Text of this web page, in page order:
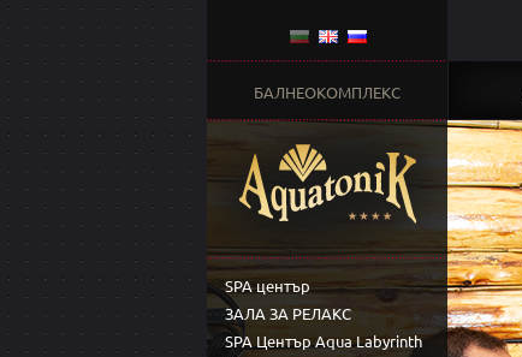
БАЛНЕОКОМПЛЕКС
SPA център
ЗАЛА ЗА РЕЛАКС
SPA Център Aqua Labyrinth